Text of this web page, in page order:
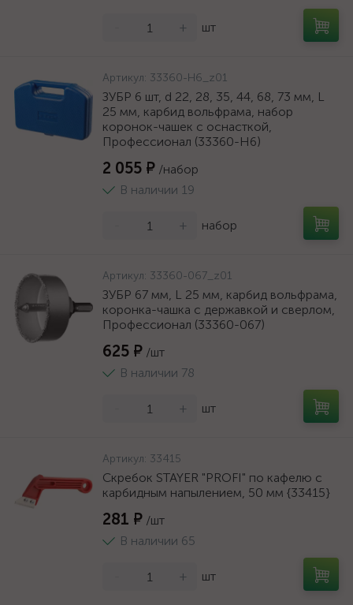
+ шт
Артикул: 33360-H6_z01
ЗУБР 6 шт, d 22, 28, 35, 44, 68, 73 мм, L
25 мм, карбид вольфрама, набор
коронок-чашек с оснасткой,
Профессионал (33360-H6)
2 055 ₽ /набор
В наличии 19
+ набор
Артикул: 33360-067_z01
ЗУБР 67 мм, L 25 мм, карбид вольфрама,
коронка-чашка с державкой и сверлом,
Профессионал (33360-067)
625 ₽ /шт
В наличии 78
+ шт
Артикул: 33415
Скребок STAYER "PROFI" по кафелю с
карбидным напылением, 50 мм {33415}
281 ₽ /шт
В наличии 65
+ шт